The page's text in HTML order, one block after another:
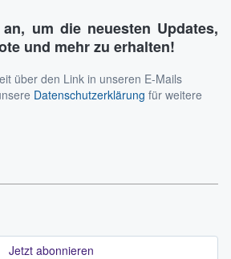
um die neuesten Updates,
und mehr zu erhalten!
über den Link in unseren E-Mails
Datenschutzerklärung für weitere
Jetzt abonnieren